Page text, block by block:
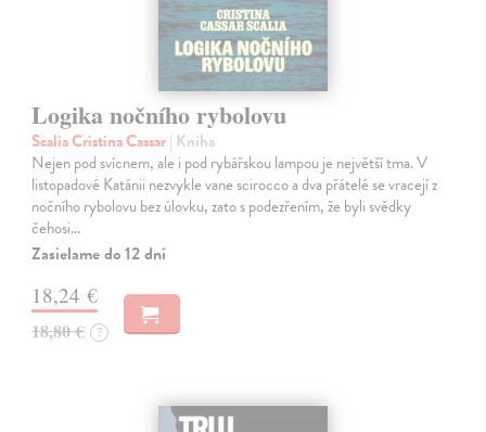
Logika nočního rybolovu
Scalia Cristina Cassar| Kniha
Nejen pod svícnem, ale i pod rybářskou lampou je největší tma. V
listopadové Katánii nezvykle vane scirocco a dva přátelé se vracejí z
nočního rybolovu bez úlovku, zato s podezřením, že byli svědky
čehosi…
Zasielame do 12 dní
18,24 €
18,80 € ?